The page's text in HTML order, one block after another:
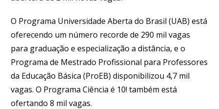
O Programa Universidade Aberta do Brasil (UAB) está
oferecendo um número recorde de 290 mil vagas
para graduação e especialização a distância, e o
Programa de Mestrado Profissional para Professores
da Educação Básica (ProEB) disponibilizou 4,7 mil
vagas. O Programa Ciência é 10! também está
ofertando 8 mil vagas.